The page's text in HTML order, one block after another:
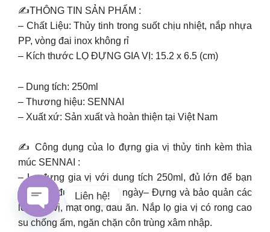
✍THÔNG TIN SẢN PHẨM :
– Chất Liệu: Thủy tinh trong suốt chịu nhiệt, nắp nhựa
PP, vòng đai inox không rỉ
– Kích thước LỌ ĐỰNG GIA VỊ: 15.2 x 6.5 (cm)
– Dung tích: 250ml
– Thương hiệu: SENNAI
– Xuất xứ: Sản xuất và hoàn thiện tại Việt Nam
✍ Công dụng của lo đựng gia vị thủy tinh kèm thìa
múc SENNAI :
– Lọ đựng gia vị với dung tích 250ml, đủ lớn để bạn
sử dụng được trong 10 ngày– Đựng và bảo quản các
loại gia vị, mật ong, dầu ăn. Nắp lọ gia vị có rong cao
su chống ấm, ngăn chặn côn trùng xâm nhập.
Liên hệ!
Open chaty